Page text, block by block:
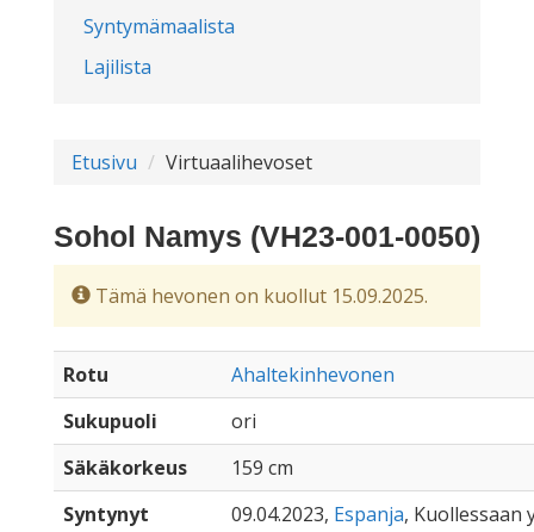
Syntymämaalista
Lajilista
Etusivu Virtuaalihevoset
Sohol Namys (VH23-001-0050)
Tämä hevonen on kuollut 15.09.2025.
Rotu
Ahaltekinhevonen
Sukupuoli
ori
Säkäkorkeus
159 cm
Syntynyt
09.04.2023, Espanja, Kuollessaan